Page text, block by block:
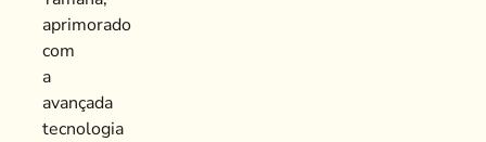
aprimorado
com
a
avançada
tecnologia